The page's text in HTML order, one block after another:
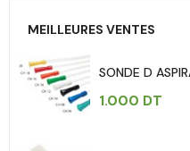
MEILLEURES VENTES
SONDE D
1.000 DT